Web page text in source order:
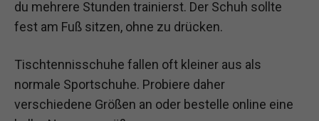
du mehrere Stunden trainierst. Der Schuh sollte
fest am Fuß sitzen, ohne zu drücken.
Tischtennisschuhe fallen oft kleiner aus als
normale Sportschuhe. Probiere daher
verschiedene Größen an oder bestelle online eine